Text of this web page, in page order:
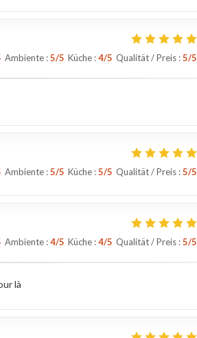
Ambiente :5/5 Küche :4/5 Qualität / Preis :5/5
Ambiente :5/5 Küche :5/5 Qualität / Preis :5/5
Ambiente :4/5 Küche :4/5 Qualität / Preis :5/5
là